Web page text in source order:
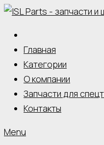
Skip
content
Главная
Категории
О компании
Запчасти для
Контакты
Menu